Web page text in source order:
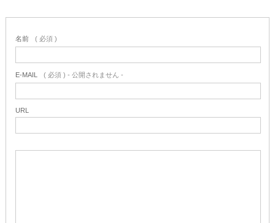
名前 ( 必須 )
E-MAIL ( 必須 ) - 公開されません -
URL